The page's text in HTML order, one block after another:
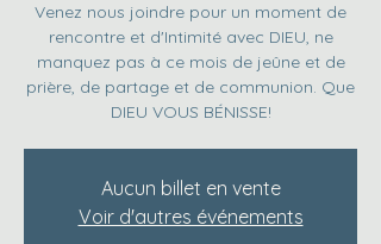
Venez nous joindre pour un moment de
rencontre et d'Intimité avec DIEU, ne
manquez pas à ce mois de jeûne et de
prière, de partage et de communion. Que
DIEU VOUS BÉNISSE!
Aucun billet en vente
Voir d'autres événements